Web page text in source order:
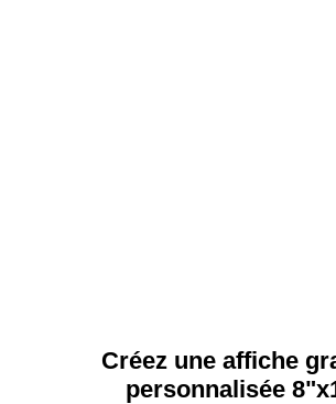
Créez une affiche
personnalisée